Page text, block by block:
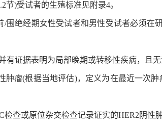
节)受试者的生殖标准见附录4。
/围绝经期女性受试者和男性受试者必须
有证据表明为局部晚期或转移性疾病，且
肿瘤(根据当地评估)，定义为在最近一次
查或原位杂交检查记录证实的HER2阴性肿